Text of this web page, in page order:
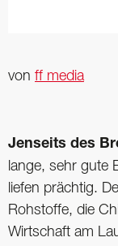
von ff media
Jenseits des
lange, sehr gute
liefen prächtig.
Rohstoffe, die
Wirtschaft am